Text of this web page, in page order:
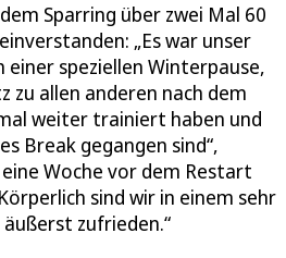
Sparring über zwei Mal 60
„Es war unser
einer speziellen Winterpause,
zu allen anderen nach dem
weiter trainiert haben und
Break gegangen sind“,
Woche vor dem Restart
sind wir in einem sehr
zufrieden.“